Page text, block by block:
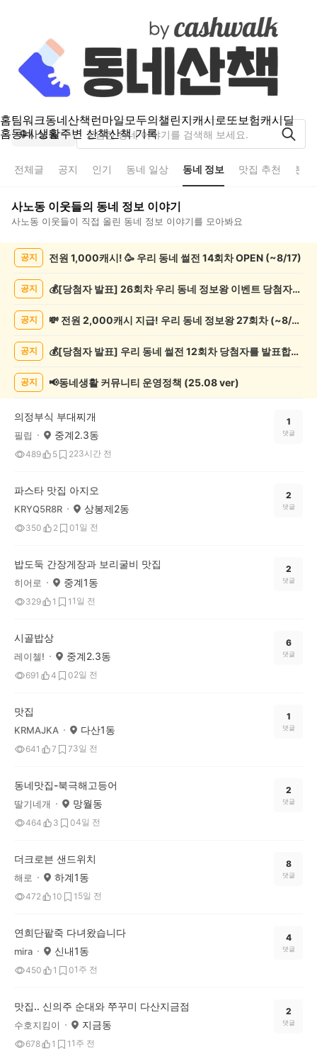
홈팀워크동네산책런마일모두의챌린지캐시로또보험캐시딜
홈동네 생활주변 산책산책 기록
사노동
전체글 공지 인기 동네 일상 동네 정보 맛집 추천 분
사노동 이웃들의 동네 정보 이야기
사노동 이웃들이 직접 올린 동네 정보 이야기를 모아봐요
록
공지 전원 1,000캐시! 🥳 우리 동네 썰전 14회차 OPEN (~8/17)
공지 💰[당첨자 발표] 26회차 우리 동네 정보왕 이벤트 당첨자를 발표합니다!
공지 💸 전원 2,000캐시 지급! 우리 동네 정보왕 27회차 (~8/10)
공지 💰[당첨자 발표] 우리 동네 썰전 12회차 당첨자를 발표합니다!
공지 📢동네생활 커뮤니티 운영정책 (25.08 ver)
의정부식 부대찌개
필립 중계2.3동
489 5 223시간 전
1
댓글
파스타 맛집 아지오
KRYQ5R8R 상봉제2동
350 2 01일 전
2
댓글
밥도둑 간장게장과 보리굴비 맛집
히어로 중계1동
329 1 1 1일 전
2
댓글
시골밥상
레이첼! 중계2.3동
691 4 02일 전
6
댓글
맛집
KRMAJKA 다산1동
641 7 73일 전
1
댓글
동네맛집-북극해고등어
딸기네개 망월동
464 3 04일 전
2
댓글
더크로븐 샌드위치
해로 하계1동
472 10 1 5일 전
8
댓글
연희단팥죽 다녀왔습니다
mira 신내1동
450 1 01주 전
4
댓글
맛집.. 신의주 순대와 쭈꾸미 다산지금점
수호지킴이 지금동
678 1 1 1주 전
2
댓글